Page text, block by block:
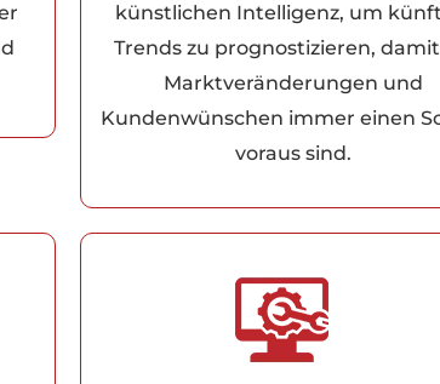
künstlichen Intelligenz, um
Trends zu prognostizieren, damit
Marktveränderungen und
Kundenwünschen immer einen
voraus sind.